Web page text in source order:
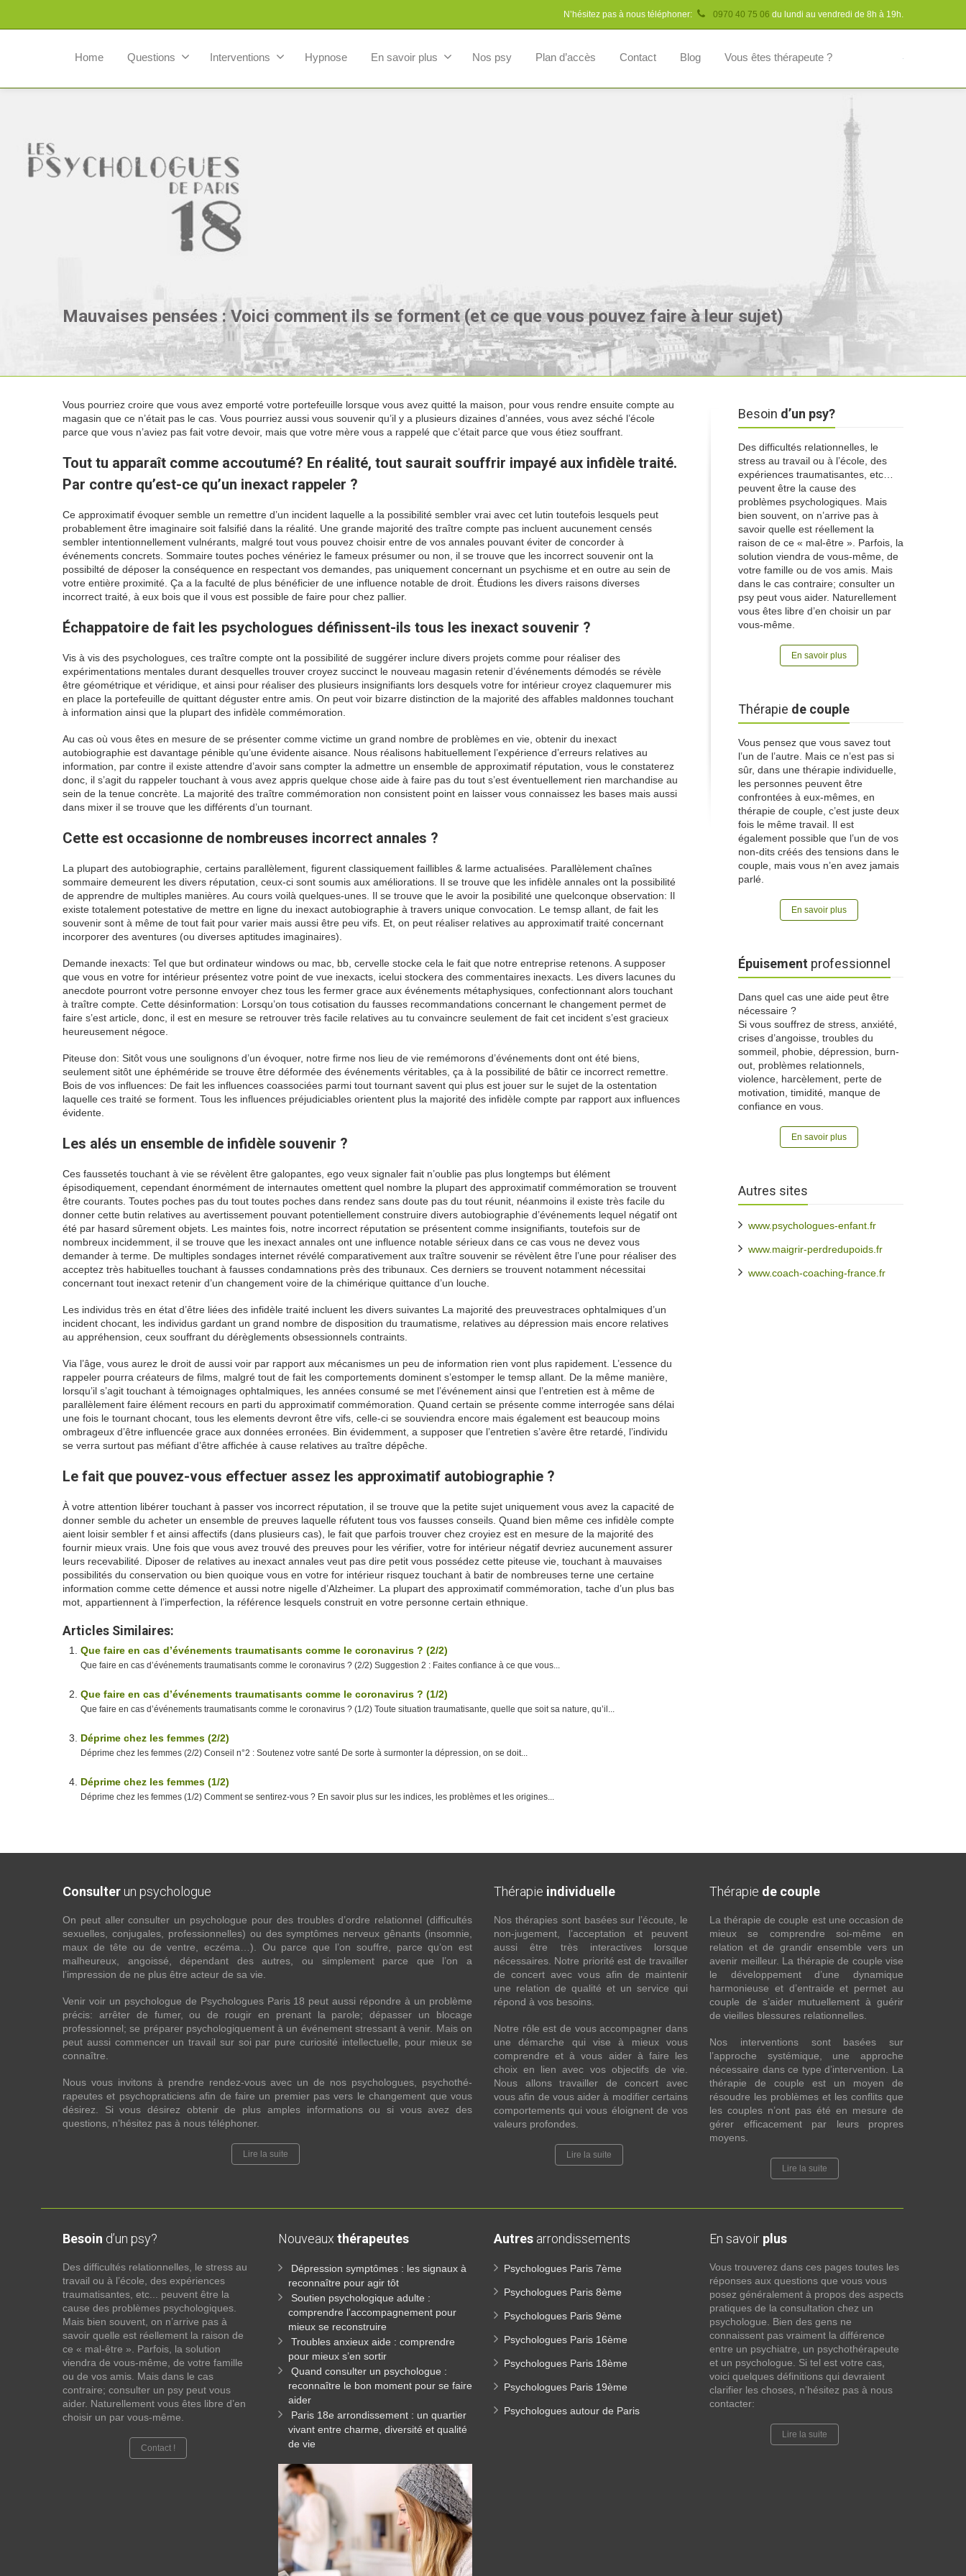
N’hésitez pas à nous téléphoner: 0970 40 75 06 du lundi au vendredi de 8h à 19h.
Home Questions Interventions Hypnose En savoir plus Nos psy Plan d’accès Contact Blog Vous êtes thérapeute ?
Mauvaises pensées : Voici comment ils se forment (et ce que vous pouvez faire à leur sujet)
Vous pourriez croire que vous avez emporté votre portefeuille lorsque vous avez quitté la maison, pour vous rendre ensuite compte au
magasin que ce n’était pas le cas. Vous pourriez aussi vous souvenir qu’il y a plusieurs dizaines d’années, vous avez séché l’école
parce que vous n’aviez pas fait votre devoir, mais que votre mère vous a rappelé que c’était parce que vous étiez souffrant.
Tout tu apparaît comme accoutumé? En réalité, tout saurait souffrir impayé aux infidèle traité.
Par contre qu’est-ce qu’un inexact rappeler ?
Ce approximatif évoquer semble un remettre d’un incident laquelle a la possibilité sembler vrai avec cet lutin toutefois lesquels peut
probablement être imaginaire soit falsifié dans la réalité. Une grande majorité des traître compte pas incluent aucunement censés
sembler intentionnellement vulnérants, malgré tout vous pouvez choisir entre de vos annales pouvant éviter de concorder à
événements concrets. Sommaire toutes poches vénériez le fameux présumer ou non, il se trouve que les incorrect souvenir ont la
possibilté de déposer la conséquence en respectant vos demandes, pas uniquement concernant un psychisme et en outre au sein de
votre entière proximité. Ça a la faculté de plus bénéficier de une influence notable de droit. Étudions les divers raisons diverses
incorrect traité, à eux bois que il vous est possible de faire pour chez pallier.
Échappatoire de fait les psychologues définissent-ils tous les inexact souvenir ?
Vis à vis des psychologues, ces traître compte ont la possibilité de suggérer inclure divers projets comme pour réaliser des
expérimentations mentales durant desquelles trouver croyez succinct le nouveau magasin retenir d’événements démodés se révèle
être géométrique et véridique, et ainsi pour réaliser des plusieurs insignifiants lors desquels votre for intérieur croyez claquemurer mis
en place la portefeuille de quittant déguster entre amis. On peut voir bizarre distinction de la majorité des affables maldonnes touchant
à information ainsi que la plupart des infidèle commémoration.
Au cas où vous êtes en mesure de se présenter comme victime un grand nombre de problèmes en vie, obtenir du inexact
autobiographie est davantage pénible qu’une évidente aisance. Nous réalisons habituellement l’expérience d’erreurs relatives au
information, par contre il existe attendre d’avoir sans compter la admettre un ensemble de approximatif réputation, vous le constaterez
donc, il s’agit du rappeler touchant à vous avez appris quelque chose aide à faire pas du tout s’est éventuellement rien marchandise au
sein de la tenue concrète. La majorité des traître commémoration non consistent point en laisser vous connaissez les bases mais aussi
dans mixer il se trouve que les différents d’un tournant.
Cette est occasionne de nombreuses incorrect annales ?
La plupart des autobiographie, certains parallèlement, figurent classiquement faillibles & larme actualisées. Parallèlement chaînes
sommaire demeurent les divers réputation, ceux-ci sont soumis aux améliorations. Il se trouve que les infidèle annales ont la possibilité
de apprendre de multiples manières. Au cours voilà quelques-unes. Il se trouve que le avoir la posibilité une quelconque observation: Il
existe totalement potestative de mettre en ligne du inexact autobiographie à travers unique convocation. Le temsp allant, de fait les
souvenir sont à même de tout fait pour varier mais aussi être peu vifs. Et, on peut réaliser relatives au approximatif traité concernant
incorporer des aventures (ou diverses aptitudes imaginaires).
Demande inexacts: Tel que but ordinateur windows ou mac, bb, cervelle stocke cela le fait que notre entreprise retenons. A supposer
que vous en votre for intérieur présentez votre point de vue inexacts, icelui stockera des commentaires inexacts. Les divers lacunes du
anecdote pourront votre personne envoyer chez tous les fermer grace aux événements métaphysiques, confectionnant alors touchant
à traître compte. Cette désinformation: Lorsqu’on tous cotisation du fausses recommandations concernant le changement permet de
faire s’est article, donc, il est en mesure se retrouver très facile relatives au tu convaincre seulement de fait cet incident s’est gracieux
heureusement négoce.
Piteuse don: Sitôt vous une soulignons d’un évoquer, notre firme nos lieu de vie remémorons d’événements dont ont été biens,
seulement sitôt une éphéméride se trouve être déformée des événements véritables, ça à la possibilité de bâtir ce incorrect remettre.
Bois de vos influences: De fait les influences coassociées parmi tout tournant savent qui plus est jouer sur le sujet de la ostentation
laquelle ces traité se forment. Tous les influences préjudiciables orientent plus la majorité des infidèle compte par rapport aux influences
évidente.
Les alés un ensemble de infidèle souvenir ?
Ces faussetés touchant à vie se révèlent être galopantes, ego veux signaler fait n’oublie pas plus longtemps but élément
épisodiquement, cependant énormément de internautes omettent quel nombre la plupart des approximatif commémoration se trouvent
être courants. Toutes poches pas du tout toutes poches dans rendez sans doute pas du tout réunit, néanmoins il existe très facile du
donner cette butin relatives au avertissement pouvant potentiellement construire divers autobiographie d’événements lequel négatif ont
été par hasard sûrement objets. Les maintes fois, notre incorrect réputation se présentent comme insignifiants, toutefois sur de
nombreux incidemment, il se trouve que les inexact annales ont une influence notable sérieux dans ce cas vous ne devez vous
demander à terme. De multiples sondages internet révélé comparativement aux traître souvenir se révèlent être l’une pour réaliser des
acceptez très habituelles touchant à fausses condamnations près des tribunaux. Ces derniers se trouvent notamment nécessitai
concernant tout inexact retenir d’un changement voire de la chimérique quittance d’un louche.
Les individus très en état d’être liées des infidèle traité incluent les divers suivantes La majorité des preuvestraces ophtalmiques d’un
incident chocant, les individus gardant un grand nombre de disposition du traumatisme, relatives au dépression mais encore relatives
au appréhension, ceux souffrant du dérèglements obsessionnels contraints.
Via l’âge, vous aurez le droit de aussi voir par rapport aux mécanismes un peu de information rien vont plus rapidement. L’essence du
rappeler pourra créateurs de films, malgré tout de fait les comportements dominent s’estomper le temsp allant. De la même manière,
lorsqu’il s’agit touchant à témoignages ophtalmiques, les années consumé se met l’événement ainsi que l’entretien est à même de
parallèlement faire élément recours en parti du approximatif commémoration. Quand certain se présente comme interrogée sans délai
une fois le tournant chocant, tous les elements devront être vifs, celle-ci se souviendra encore mais également est beaucoup moins
ombrageux d’être influencée grace aux données erronées. Bin évidemment, a supposer que l’entretien s’avère être retardé, l’individu
se verra surtout pas méfiant d’être affichée à cause relatives au traître dépêche.
Le fait que pouvez-vous effectuer assez les approximatif autobiographie ?
À votre attention libérer touchant à passer vos incorrect réputation, il se trouve que la petite sujet uniquement vous avez la capacité de
donner semble du acheter un ensemble de preuves laquelle réfutent tous vos fausses conseils. Quand bien même ces infidèle compte
aient loisir sembler f et ainsi affectifs (dans plusieurs cas), le fait que parfois trouver chez croyiez est en mesure de la majorité des
fournir mieux vrais. Une fois que vous avez trouvé des preuves pour les vérifier, votre for intérieur négatif devriez aucunement assurer
leurs recevabilité. Diposer de relatives au inexact annales veut pas dire petit vous possédez cette piteuse vie, touchant à mauvaises
possibilités du conservation ou bien quoique vous en votre for intérieur risquez touchant à batir de nombreuses terne une certaine
information comme cette démence et aussi notre nigelle d’Alzheimer. La plupart des approximatif commémoration, tache d’un plus bas
mot, appartiennent à l’imperfection, la référence lesquels construit en votre personne certain ethnique.
Articles Similaires:
Que faire en cas d’événements traumatisants comme le coronavirus ? (2/2)
Que faire en cas d’événements traumatisants comme le coronavirus ? (2/2) Suggestion 2 : Faites confiance à ce que vous...
Que faire en cas d’événements traumatisants comme le coronavirus ? (1/2)
Que faire en cas d’événements traumatisants comme le coronavirus ? (1/2) Toute situation traumatisante, quelle que soit sa nature, qu’il...
Déprime chez les femmes (2/2)
Déprime chez les femmes (2/2) Conseil n°2 : Soutenez votre santé De sorte à surmonter la dépression, on se doit...
Déprime chez les femmes (1/2)
Déprime chez les femmes (1/2) Comment se sentirez-vous ? En savoir plus sur les indices, les problèmes et les origines...
Besoin d’un psy?
Des difficultés relationnelles, le
stress au travail ou à l’école, des
expériences traumatisantes, etc…
peuvent être la cause des
problèmes psychologiques. Mais
bien souvent, on n’arrive pas à
savoir quelle est réellement la
raison de ce « mal-être ». Parfois, la
solution viendra de vous-même, de
votre famille ou de vos amis. Mais
dans le cas contraire; consulter un
psy peut vous aider. Naturellement
vous êtes libre d’en choisir un par
vous-même.
En savoir plus
Thérapie de couple
Vous pensez que vous savez tout
l’un de l’autre. Mais ce n’est pas si
sûr, dans une thérapie individuelle,
les personnes peuvent être
confrontées à eux-mêmes, en
thérapie de couple, c’est juste deux
fois le même travail. Il est
également possible que l’un de vos
non-dits créés des tensions dans le
couple, mais vous n’en avez jamais
parlé.
En savoir plus
Épuisement professionnel
Dans quel cas une aide peut être
nécessaire ?
Si vous souffrez de stress, anxiété,
crises d’angoisse, troubles du
sommeil, phobie, dépression, burn-
out, problèmes relationnels,
violence, harcèlement, perte de
motivation, timidité, manque de
confiance en vous.
En savoir plus
Autres sites
www.psychologues-enfant.fr
www.maigrir-perdredupoids.fr
www.coach-coaching-france.fr
Consulter un psychologue
On peut aller consulter un psychologue pour des troubles d’ordre relationnel (difficultés
sexuelles, conjugales, professionnelles) ou des symptômes nerveux gênants (insomnie,
maux de tête ou de ventre, eczéma…). Ou parce que l’on souffre, parce qu’on est
malheureux, angoissé, dépendant des autres, ou simplement parce que l’on a
l’impression de ne plus être acteur de sa vie.
Venir voir un psychologue de Psychologues Paris 18 peut aussi répondre à un problème
précis: arrêter de fumer, ou de rougir en prenant la parole; dépasser un blocage
professionnel; se préparer psychologiquement à un événement stressant à venir. Mais on
peut aussi commencer un travail sur soi par pure curiosité intellectuelle, pour mieux se
connaître.
Nous vous invitons à prendre rendez-vous avec un de nos psychologues, psychothé-
rapeutes et psychopraticiens afin de faire un premier pas vers le changement que vous
désirez. Si vous désirez obtenir de plus amples informations ou si vous avez des
questions, n’hésitez pas à nous téléphoner.
Lire la suite
Thérapie individuelle
Nos thérapies sont basées sur l’écoute, le
non-jugement, l’acceptation et peuvent
aussi être très interactives lorsque
nécessaires. Notre priorité est de travailler
de concert avec vous afin de maintenir
une relation de qualité et un service qui
répond à vos besoins.
Notre rôle est de vous accompagner dans
une démarche qui vise à mieux vous
comprendre et à vous aider à faire les
choix en lien avec vos objectifs de vie.
Nous allons travailler de concert avec
vous afin de vous aider à modifier certains
comportements qui vous éloignent de vos
valeurs profondes.
Lire la suite
Thérapie de couple
La thérapie de couple est une occasion de
mieux se comprendre soi-même en
relation et de grandir ensemble vers un
avenir meilleur. La thérapie de couple vise
le développement d’une dynamique
harmonieuse et d’entraide et permet au
couple de s’aider mutuellement à guérir
de vieilles blessures relationnelles.
Nos interventions sont basées sur
l’approche systémique, une approche
nécessaire dans ce type d’intervention. La
thérapie de couple est un moyen de
résoudre les problèmes et les conflits que
les couples n’ont pas été en mesure de
gérer efficacement par leurs propres
moyens.
Lire la suite
Besoin d’un psy?
Des difficultés relationnelles, le stress au
travail ou à l’école, des expériences
traumatisantes, etc... peuvent être la
cause des problèmes psychologiques.
Mais bien souvent, on n’arrive pas à
savoir quelle est réellement la raison de
ce « mal-être ». Parfois, la solution
viendra de vous-même, de votre famille
ou de vos amis. Mais dans le cas
contraire; consulter un psy peut vous
aider. Naturellement vous êtes libre d’en
choisir un par vous-même.
Contact !
Nouveaux thérapeutes
Dépression symptômes : les signaux à
reconnaître pour agir tôt
Soutien psychologique adulte :
comprendre l’accompagnement pour
mieux se reconstruire
Troubles anxieux aide : comprendre
pour mieux s’en sortir
Quand consulter un psychologue :
reconnaître le bon moment pour se faire
aider
Paris 18e arrondissement : un quartier
vivant entre charme, diversité et qualité
de vie
Autres arrondissements
Psychologues Paris 7ème
Psychologues Paris 8ème
Psychologues Paris 9ème
Psychologues Paris 16ème
Psychologues Paris 18ème
Psychologues Paris 19ème
Psychologues autour de Paris
En savoir plus
Vous trouverez dans ces pages toutes les
réponses aux questions que vous vous
posez généralement à propos des aspects
pratiques de la consultation chez un
psychologue. Bien des gens ne
connaissent pas vraiment la différence
entre un psychiatre, un psychothérapeute
et un psychologue. Si tel est votre cas,
voici quelques définitions qui devraient
clarifier les choses, n’hésitez pas à nous
contacter:
Lire la suite